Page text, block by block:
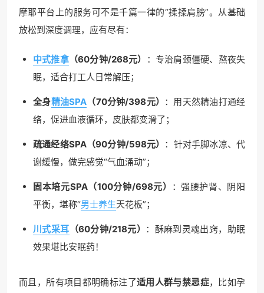
摩耶平台上的服务可不是千篇一律的“揉揉肩膀”。从基础
放松到深度调理，应有尽有：
中式推拿（60分钟/268元）
：专治肩颈僵硬、熬夜失
眠，适合打工人日常解压；
全身精油SPA （70分钟/398元） ：用天然精油打通经
络，促进血液循环，皮肤都变滑了；
疏通经络SPA（90分钟/598元） ：针对手脚冰凉、代
谢缓慢，做完感觉“气血涌动”；
固本培元SPA（100分钟/698元）
：强腰护肾、阴阳
平衡，堪称“男士养生天花板”；
川式采耳 （60分钟/218元） ：酥麻到灵魂出窍，助眠
效果堪比安眠药！
而且，所有项目都明确标注了适用人群与禁忌症，比如孕